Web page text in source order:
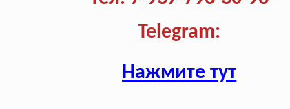
Telegram:
Нажмите тут